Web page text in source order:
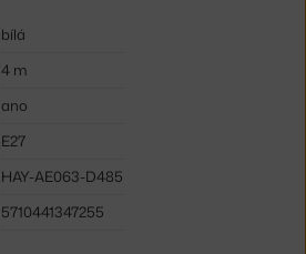
bílá
4 m
ano
E27
HAY-AE063-D485
5710441347255